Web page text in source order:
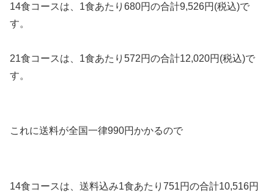
14食コースは、1食あたり680円の合計9,526円(税込)で
す。
21食コースは、1食あたり572円の合計12,020円(税込)で
す。
これに送料が全国一律990円かかるので
14食コースは、送料込み1食あたり751円の合計10,516円